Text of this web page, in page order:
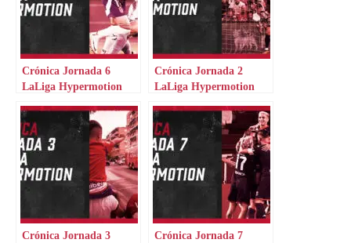
Crónica Jornada 6
LaLiga Hypermotion
Crónica Jornada 2
LaLiga Hypermotion
Crónica Jornada 3
Crónica Jornada 7